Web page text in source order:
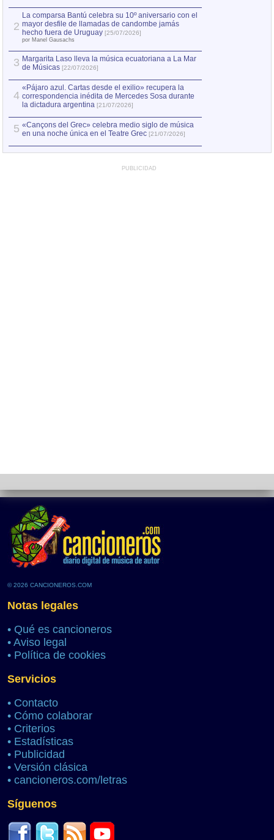
2
La comparsa Bantú celebra su 10º aniversario con el
mayor desfile de llamadas de candombe jamás
hecho fuera de Uruguay [25/07/2026]
por Manel Gausachs
3 Margarita Laso lleva la música ecuatoriana a La Mar
de Músicas [22/07/2026]
4
«Pájaro azul. Cartas desde el exilio» recupera la
correspondencia inédita de Mercedes Sosa durante
la dictadura argentina [21/07/2026]
5 «Cançons del Grec» celebra medio siglo de música
en una noche única en el Teatre Grec [21/07/2026]
PUBLICIDAD
© 2026 CANCIONEROS.COM
Notas legales
• Qué es cancioneros
• Aviso legal
• Política de cookies
Servicios
• Contacto
• Cómo colaborar
• Criterios
• Estadísticas
• Publicidad
• Versión clásica
• cancioneros.com/letras
Síguenos